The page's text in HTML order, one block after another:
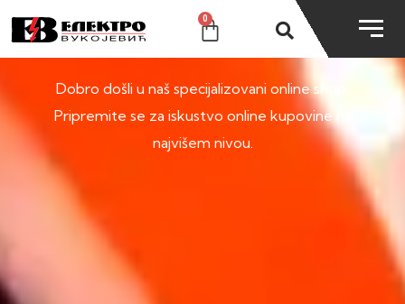
0
SHOP
Dobro došli u naš specijalizovani online shop.
Pripremite se za iskustvo online kupovine na
najvišem nivou.